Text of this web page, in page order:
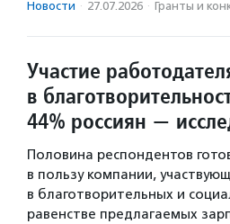
Новости · 27.07.2026 · Гранты и
Участие
в
44% россиян —
Половина респондентов
в пользу компании,
в благотворительных и
равенстве предлагаемых